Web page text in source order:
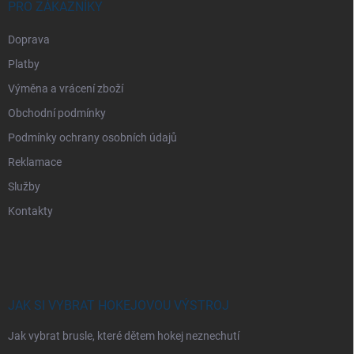
PRO ZÁKAZNÍKY
Doprava
Platby
Výměna a vrácení zboží
Obchodní podmínky
Podmínky ochrany osobních údajů
Reklamace
Služby
Kontakty
JAK SI VYBRAT HOKEJOVOU VÝSTROJ
Jak vybrat brusle, které dětem hokej neznechutí